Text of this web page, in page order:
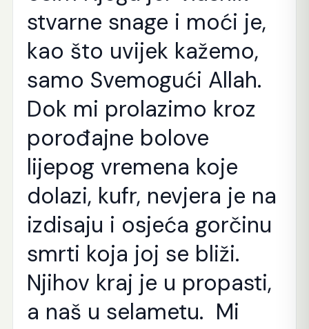
stvarne snage i moći je,
kao što uvijek kažemo,
samo Svemogući Allah.
Dok mi prolazimo kroz
porođajne bolove
lijepog vremena koje
dolazi, kufr, nevjera je na
izdisaju i osjeća gorčinu
smrti koja joj se bliži.
Njihov kraj je u propasti,
a naš u selametu. Mi